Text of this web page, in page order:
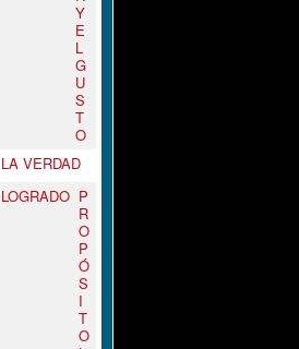
Y
E
L
G
U
S
T
O
LA VERDAD
P
R
O
P
Ó
S
I
T
O